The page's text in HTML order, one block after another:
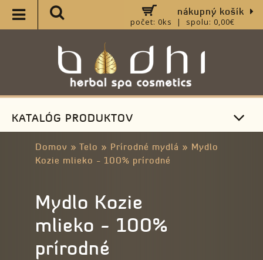
nákupný košík
počet: 0ks | spolu: 0,00€
KATALÓG PRODUKTOV
Domov » Telo » Prírodné mydlá » Mydlo
Kozie mlieko - 100% prírodné
Mydlo Kozie
mlieko - 100%
prírodné